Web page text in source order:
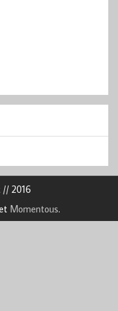
// 2016
Momentous.